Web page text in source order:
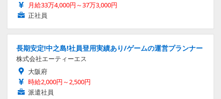
月給33万4,000円～37万3,000円
正社員
長期安定!中之島!社員登用実績あり/ゲームの運営プランナー
株式会社エーティーエス
大阪府
時給2,000円～2,500円
派遣社員